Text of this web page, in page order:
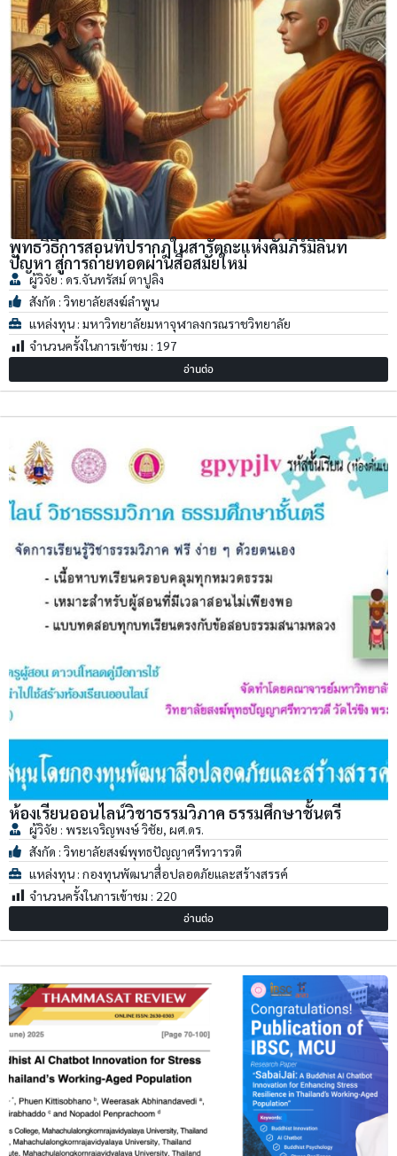
พุทธวิธีการสอนที่ปรากฎในสารัตถะแห่งคัมภีร์มิลินท
ปัญหา สู่การถ่ายทอดผ่านสื่อสมัยใหม่
ผู้วิจัย : ดร.จันทรัสม์ ตาปูลิง
สังกัด : วิทยาลัยสงฆ์ลำพูน
แหล่งทุน : มหาวิทยาลัยมหาจุฬาลงกรณราชวิทยาลัย
จำนวนครั้งในการเข้าชม : 197
อ่านต่อ
ห้องเรียนออนไลน์วิชาธรรมวิภาค ธรรมศึกษาชั้นตรี
ผู้วิจัย : พระเจริญพงษ์ วิชัย, ผศ.ดร.
สังกัด : วิทยาลัยสงฆ์พุทธปัญญาศรีทวารวดี
แหล่งทุน : กองทุนพัฒนาสื่อปลอดภัยและสร้างสรรค์
จำนวนครั้งในการเข้าชม : 220
อ่านต่อ